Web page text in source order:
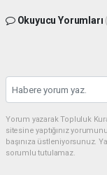
Okuyucu Yorumları
Yorum yazarak Topluluk
sitesine yaptığınız
başınıza üstleniyorsunuz.
sorumlu tutulamaz.